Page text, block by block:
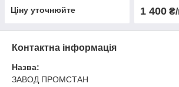
Ціну уточнюйте 1 400
Контактна інформація
Назва:
ЗАВОД ПРОМСТАН